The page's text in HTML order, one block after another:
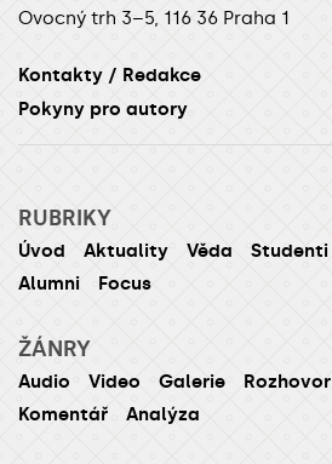
Ovocný trh 3–5, 116 36 Praha 1
Kontakty / Redakce
Pokyny pro autory
RUBRIKY
Úvod Aktuality Věda Studenti
Alumni
Focus
ŽÁNRY
Audio Video Galerie Rozhovor
Komentář
Analýza